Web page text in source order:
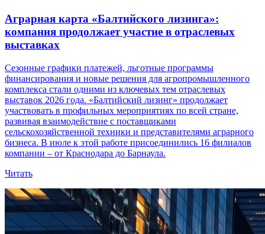
Аграрная карта «Балтийского лизинга»:
компания продолжает участие в отраслевых
выставках
Сезонные графики платежей, льготные программы
финансирования и новые решения для агропромышленного
комплекса стали одними из ключевых тем отраслевых
выставок 2026 года. «Балтийский лизинг» продолжает
участвовать в профильных мероприятиях по всей стране,
развивая взаимодействие с поставщиками
сельскохозяйственной техники и представителями аграрного
бизнеса. В июле к этой работе присоединились 16 филиалов
компании – от Краснодара до Барнаула.
Читать